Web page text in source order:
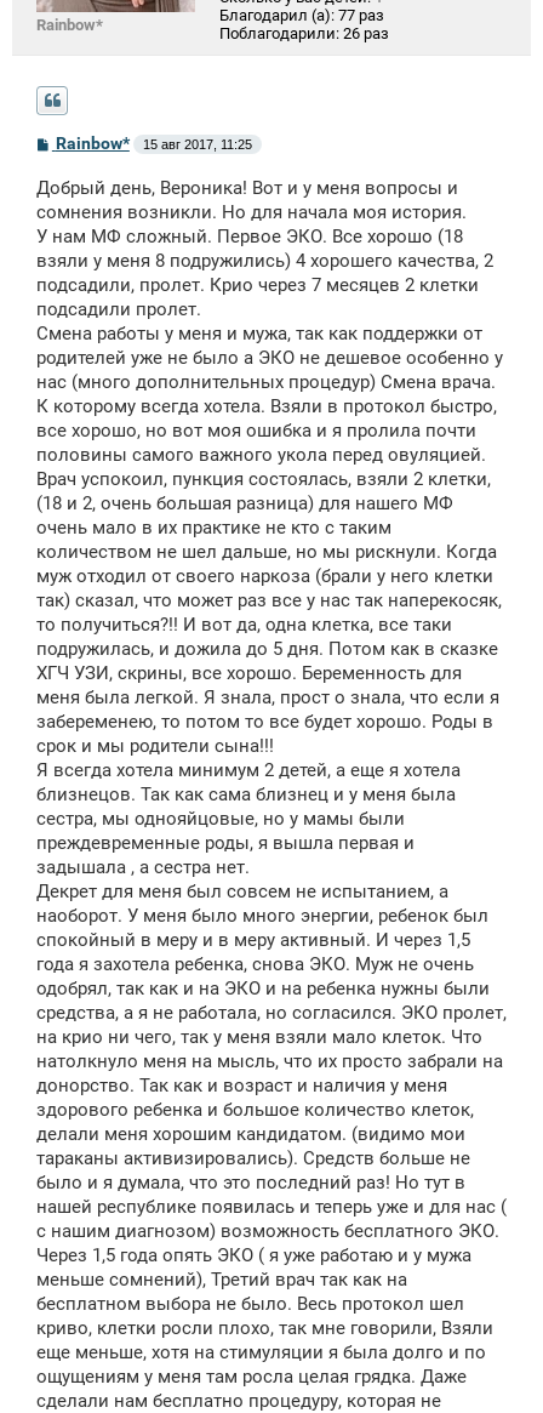
Rainbow*
Благодарил (а): 77 раз
Поблагодарили: 26 раз
С
б
щ
н
и
Rainbow* 15 авг 2017, 11:25
Добрый день, Вероника! Вот и у меня вопросы и
сомнения возникли. Но для начала моя история.
У нам МФ сложный. Первое ЭКО. Все хорошо (18
взяли у меня 8 подружились) 4 хорошего качества, 2
подсадили, пролет. Крио через 7 месяцев 2 клетки
подсадили пролет.
Смена работы у меня и мужа, так как поддержки от
родителей уже не было а ЭКО не дешевое особенно у
нас (много дополнительных процедур) Смена врача.
К которому всегда хотела. Взяли в протокол быстро,
все хорошо, но вот моя ошибка и я пролила почти
половины самого важного укола перед овуляцией.
Врач успокоил, пункция состоялась, взяли 2 клетки,
(18 и 2, очень большая разница) для нашего МФ
очень мало в их практике не кто с таким
количеством не шел дальше, но мы рискнули. Когда
муж отходил от своего наркоза (брали у него клетки
так) сказал, что может раз все у нас так наперекосяк,
то получиться?!! И вот да, одна клетка, все таки
подружилась, и дожила до 5 дня. Потом как в сказке
ХГЧ УЗИ, скрины, все хорошо. Беременность для
меня была легкой. Я знала, прост о знала, что если я
забеременею, то потом то все будет хорошо. Роды в
срок и мы родители сына!!!
Я всегда хотела минимум 2 детей, а еще я хотела
близнецов. Так как сама близнец и у меня была
сестра, мы однояйцовые, но у мамы были
преждевременные роды, я вышла первая и
задышала , а сестра нет.
Декрет для меня был совсем не испытанием, а
наоборот. У меня было много энергии, ребенок был
спокойный в меру и в меру активный. И через 1,5
года я захотела ребенка, снова ЭКО. Муж не очень
одобрял, так как и на ЭКО и на ребенка нужны были
средства, а я не работала, но согласился. ЭКО пролет,
на крио ни чего, так у меня взяли мало клеток. Что
натолкнуло меня на мысль, что их просто забрали на
донорство. Так как и возраст и наличия у меня
здорового ребенка и большое количество клеток,
делали меня хорошим кандидатом. (видимо мои
тараканы активизировались). Средств больше не
было и я думала, что это последний раз! Но тут в
нашей республике появилась и теперь уже и для нас (
с нашим диагнозом) возможность бесплатного ЭКО.
Через 1,5 года опять ЭКО ( я уже работаю и у мужа
меньше сомнений), Третий врач так как на
бесплатном выбора не было. Весь протокол шел
криво, клетки росли плохо, так мне говорили, Взяли
еще меньше, хотя на стимуляции я была долго и по
ощущениям у меня там росла целая грядка. Даже
сделали нам бесплатно процедуру, которая не